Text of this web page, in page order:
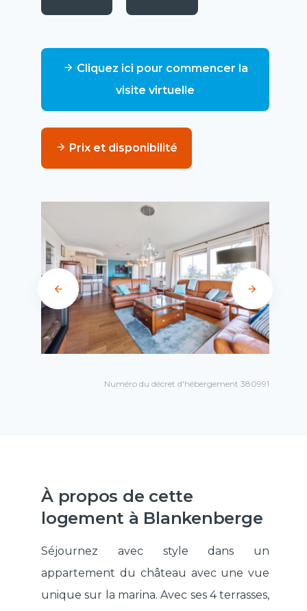
Cliquez ici pour commencer la
visite virtuelle
Prix et disponibilité
Numéro du décret d'hébergement 380991
À propos de cette
logement à Blankenberge
Séjournez avec style dans un
appartement du château avec une vue
unique sur la marina. Avec ses 4 terrasses,